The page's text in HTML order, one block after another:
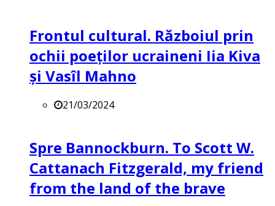
Frontul cultural. Războiul prin
ochii poeților ucraineni Iia Kiva
și Vasîl Mahno
21/03/2024
Spre Bannockburn. To Scott W.
Cattanach Fitzgerald, my friend
from the land of the brave